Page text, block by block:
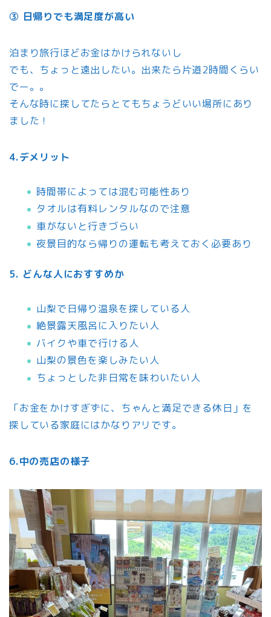
③ 日帰りでも満足度が高い
泊まり旅行ほどお金はかけられないし
でも、ちょっと遠出したい。出来たら片道2時間くらい
でー。。
そんな時に探してたらとてもちょうどいい場所にあり
ました！
4.デメリット
時間帯によっては混む可能性あり
タオルは有料レンタルなので注意
車がないと行きづらい
夜景目的なら帰りの運転も考えておく必要あり
5. どんな人におすすめか
山梨で日帰り温泉を探している人
絶景露天風呂に入りたい人
バイクや車で行ける人
山梨の景色を楽しみたい人
ちょっとした非日常を味わいたい人
「お金をかけすぎずに、ちゃんと満足できる休日」を
探している家庭にはかなりアリです。
6.中の売店の様子